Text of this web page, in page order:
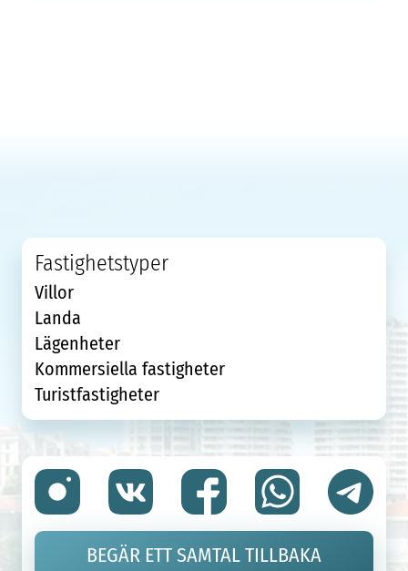
Fastighetstyper
Villor
Landa
Lägenheter
Kommersiella fastigheter
Turistfastigheter
BEGÄR ETT SAMTAL TILLBAKA